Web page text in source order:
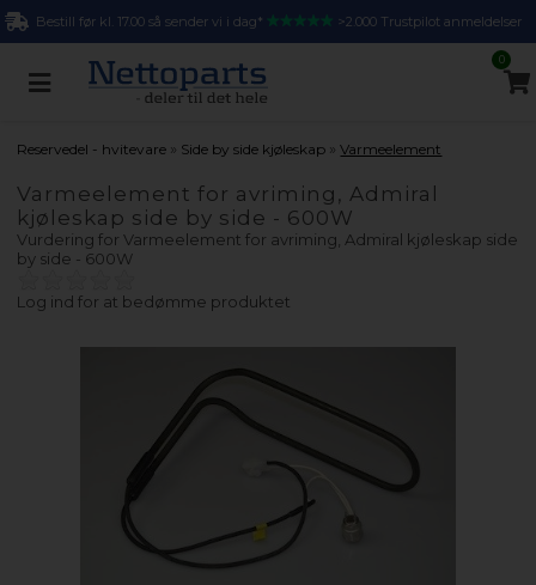
Bestill før kl. 17.00 så sender vi i dag* >2.000 Trustpilot anmeldelser
0
Reservedel - hvitevare » Side by side kjøleskap »Varmeelement
Varmeelement for avriming, Admiral
kjøleskap side by side - 600W
Vurdering forVarmeelement for avriming, Admiral kjøleskap side
by side - 600W
Log ind for at bedømme produktet